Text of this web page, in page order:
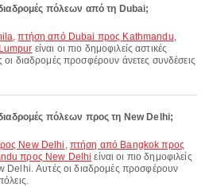
διαδρομές πόλεων από τη Dubai;
,πτήση από Dubai προς Kathmandu,
είναι οι πιο δημοφιλείς αστικές
διαδρομές προσφέρουν άνετες συνδέσεις
διαδρομές πόλεων προς τη New Delhi;
New Delhi , πτήση από Bangkok προς
προς New Delhi είναι οι πιο δημοφιλείς
Delhi. Αυτές οι διαδρομές προσφέρουν